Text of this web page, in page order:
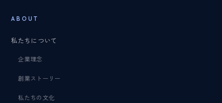
ABOUT
私たちについて
企業理念
創業ストーリー
私たちの文化